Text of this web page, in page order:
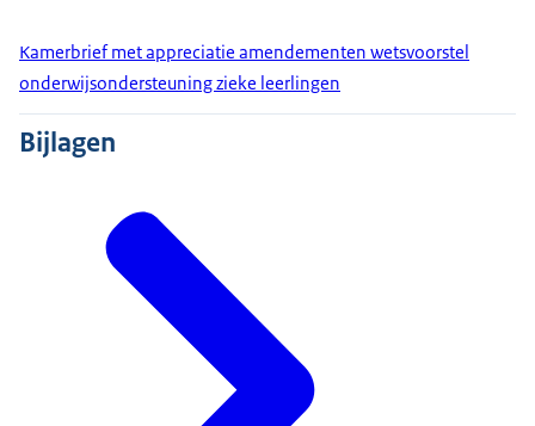
Kamerbrief met appreciatie amendementen wetsvoorstel
onderwijsondersteuning zieke leerlingen
Bijlagen